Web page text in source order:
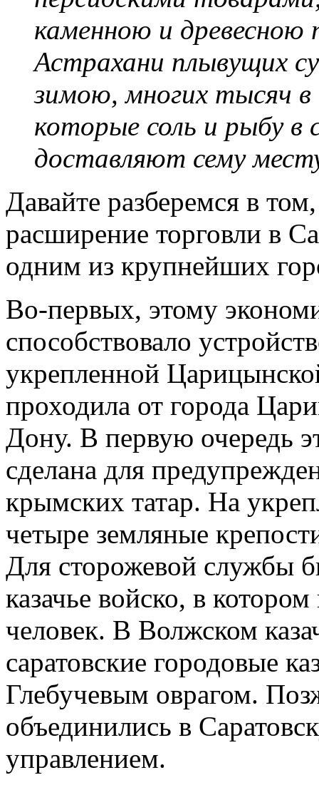
каменною и древесною
Астрахани плывущих
зимою, многих тысяч в
которые соль и рыбу в
доставляют сему
Давайте разберемся в
расширение торговли в
одним из крупнейших
Во-первых, этому
способствовало
укрепленной
проходила от города
Дону. В первую очередь
сделана для
крымских татар. На
четыре земляные
Для сторожевой службы
казачье войско, в
человек. В Волжском
саратовские городовые
Глебучевым оврагом.
объединились в
управлением.